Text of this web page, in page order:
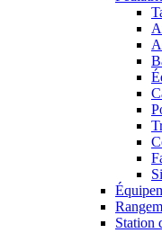
Station